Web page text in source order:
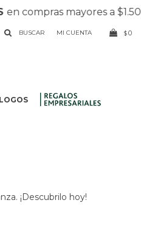
compras mayores a $1.500 |
$0
¡Descubrilo hoy!